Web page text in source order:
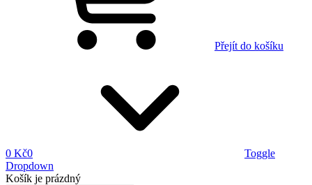
Přejít do košíku
0 Kč0
Toggle
Dropdown
Košík je prázdný